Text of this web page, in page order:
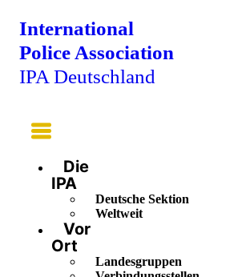
International
Police Association
IPA Deutschland
Main
Menu
Die
IPA
Deutsche Sektion
Weltweit
Vor
Ort
Landesgruppen